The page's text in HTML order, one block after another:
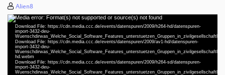
Alien8
Video
Player
Media error: Format(s) not supported or source(s) not found
Download File: https://cdn.media.ccc.de/events/datenspuren/2009/h264-hd/datenspuren-
import-3432-deu-
Download File: https://cdn.media.ccc.de/events/datenspuren/2009/av1-hd/datenspuren-
import-3432-deu-
hd.webm
Download File: https://cdn.media.ccc.de/events/datenspuren/2009/h264-sd/datenspuren-
import-3432-deu-